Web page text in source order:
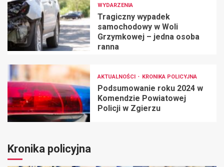
WYDARZENIA
Tragiczny wypadek
samochodowy w Woli
Grzymkowej – jedna osoba
ranna
AKTUALNOŚCI KRONIKA POLICYJNA
Podsumowanie roku 2024 w
Komendzie Powiatowej
Policji w Zgierzu
Kronika policyjna